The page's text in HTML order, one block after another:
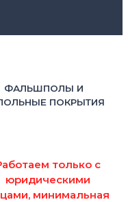
ФАЛЬШПОЛЫ И
ПОКРЫТИЯ
только с
юридическими
минимальная